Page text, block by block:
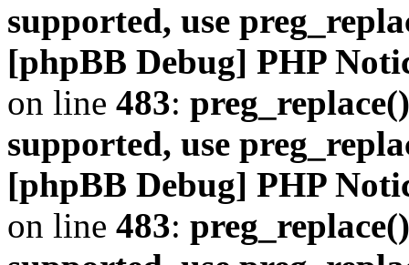
supported, use
[phpBB Debug] PHP
on line 483:
supported, use
[phpBB Debug] PHP
on line 483: